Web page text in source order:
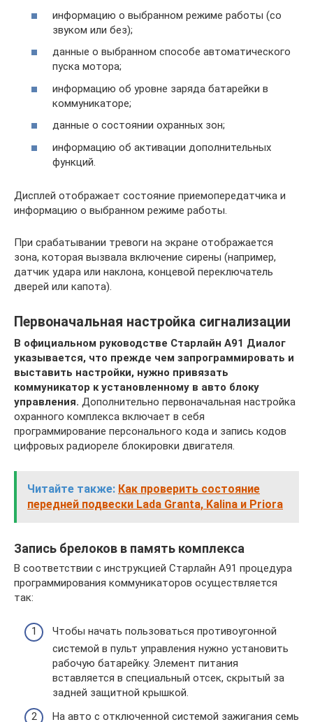
информацию о выбранном режиме работы (со
звуком или без);
данные о выбранном способе автоматического
пуска мотора;
информацию об уровне заряда батарейки в
коммуникаторе;
данные о состоянии охранных зон;
информацию об активации дополнительных
функций.
Дисплей отображает состояние приемопередатчика и
информацию о выбранном режиме работы.
При срабатывании тревоги на экране отображается
зона, которая вызвала включение сирены (например,
датчик удара или наклона, концевой переключатель
дверей или капота).
Первоначальная настройка сигнализации
В официальном руководстве Старлайн А91 Диалог
указывается, что прежде чем запрограммировать и
выставить настройки, нужно привязать
коммуникатор к установленному в авто блоку
управления. Дополнительно первоначальная настройка
охранного комплекса включает в себя
программирование персонального кода и запись кодов
цифровых радиореле блокировки двигателя.
Читайте также: Как проверить состояние
передней подвески Lada Granta, Kalina и Priora
Запись брелоков в память комплекса
В соответствии с инструкцией Старлайн А91 процедура
программирования коммуникаторов осуществляется
так:
Чтобы начать пользоваться противоугонной
системой в пульт управления нужно установить
рабочую батарейку. Элемент питания
вставляется в специальный отсек, скрытый за
задней защитной крышкой.
На авто с отключенной системой зажигания семь